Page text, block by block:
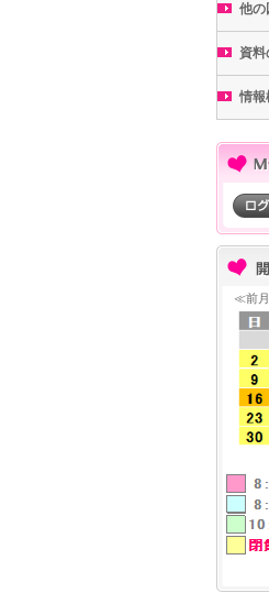
他の
資
情報
≪前月